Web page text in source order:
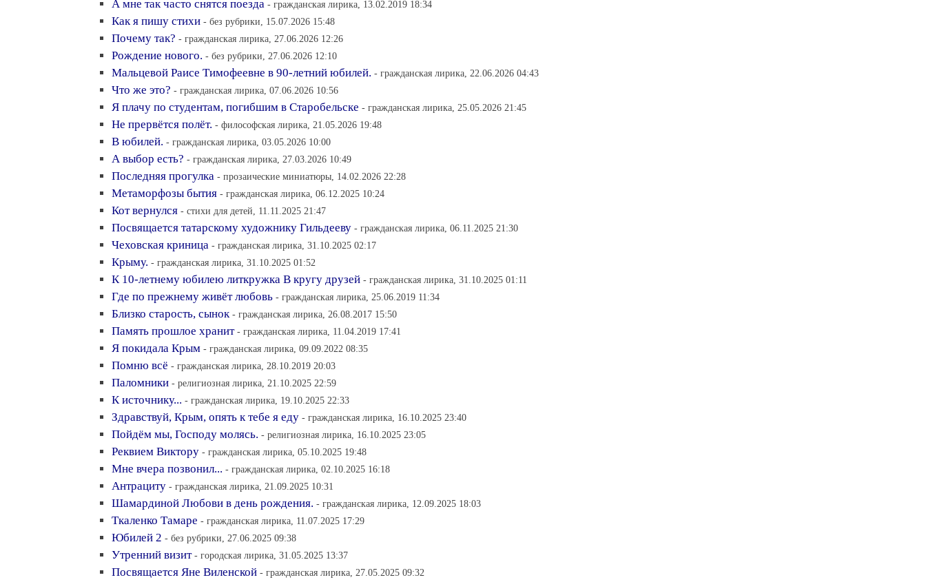
А мне так часто снятся поезда - гражданская лирика, 13.02.2019 18:34
Как я пишу стихи - без рубрики, 15.07.2026 15:48
Почему так? - гражданская лирика, 27.06.2026 12:26
Рождение нового. - без рубрики, 27.06.2026 12:10
Мальцевой Раисе Тимофеевне в 90-летний юбилей. - гражданская лирика, 22.06.2026 04:43
Что же это? - гражданская лирика, 07.06.2026 10:56
Я плачу по студентам, погибшим в Старобельске - гражданская лирика, 25.05.2026 21:45
Не прервётся полёт. - философская лирика, 21.05.2026 19:48
В юбилей. - гражданская лирика, 03.05.2026 10:00
А выбор есть? - гражданская лирика, 27.03.2026 10:49
Последняя прогулка - прозаические миниатюры, 14.02.2026 22:28
Метаморфозы бытия - гражданская лирика, 06.12.2025 10:24
Кот вернулся - стихи для детей, 11.11.2025 21:47
Посвящается татарскому художнику Гильдееву - гражданская лирика, 06.11.2025 21:30
Чеховская криница - гражданская лирика, 31.10.2025 02:17
Крыму. - гражданская лирика, 31.10.2025 01:52
К 10-летнему юбилею литкружка В кругу друзей - гражданская лирика, 31.10.2025 01:11
Где по прежнему живёт любовь - гражданская лирика, 25.06.2019 11:34
Близко старость, сынок - гражданская лирика, 26.08.2017 15:50
Память прошлое хранит - гражданская лирика, 11.04.2019 17:41
Я покидала Крым - гражданская лирика, 09.09.2022 08:35
Помню всё - гражданская лирика, 28.10.2019 20:03
Паломники - религиозная лирика, 21.10.2025 22:59
К источнику... - гражданская лирика, 19.10.2025 22:33
Здравствуй, Крым, опять к тебе я еду - гражданская лирика, 16.10.2025 23:40
Пойдём мы, Господу молясь. - религиозная лирика, 16.10.2025 23:05
Реквием Виктору - гражданская лирика, 05.10.2025 19:48
Мне вчера позвонил... - гражданская лирика, 02.10.2025 16:18
Антрациту - гражданская лирика, 21.09.2025 10:31
Шамардиной Любови в день рождения. - гражданская лирика, 12.09.2025 18:03
Ткаленко Тамаре - гражданская лирика, 11.07.2025 17:29
Юбилей 2 - без рубрики, 27.06.2025 09:38
Утренний визит - городская лирика, 31.05.2025 13:37
Посвящается Яне Виленской - гражданская лирика, 27.05.2025 09:32